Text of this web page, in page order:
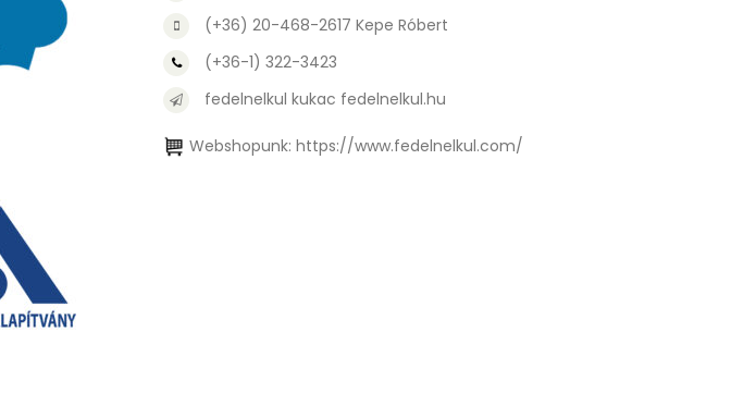
(+36) 20-468-2617 Kepe Róbert
(+36-1) 322-3423
fedelnelkul kukac fedelnelkul.hu
Webshopunk: https://www.fedelnelkul.com/